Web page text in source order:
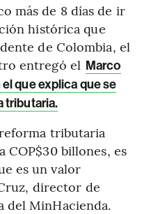
más de 8 días de ir
histórica que
de Colombia, el
entregó el Marco
que explica que se
tributaria.
tributaria
COP$30 billones, es
es un valor
director de
del MinHacienda.